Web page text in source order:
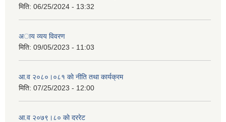
मिति: 06/25/2024 - 13:32
अाय व्यय विवरण
मिति: 09/05/2023 - 11:03
आ.व २०८०।०८१ काे नीति तथा कार्यक्रम
मिति: 07/25/2023 - 12:00
आ.व २०७९।८० काे दररेट